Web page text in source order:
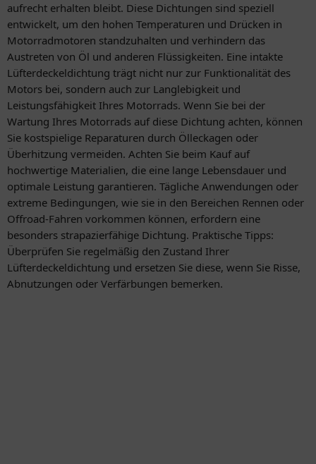
aufrecht erhalten bleibt. Diese Dichtungen sind speziell
entwickelt, um den hohen Temperaturen und Drücken in
Motorradmotoren standzuhalten und verhindern das
Austreten von Öl und anderen Flüssigkeiten. Eine intakte
Lüfterdeckeldichtung trägt nicht nur zur Funktionalität des
Motors bei, sondern auch zur Langlebigkeit und
Leistungsfähigkeit Ihres Motorrads. Wenn Sie bei der
Wartung Ihres Motorrads auf diese Dichtung achten, können
Sie kostspielige Reparaturen durch Ölleckagen oder
Überhitzung vermeiden. Achten Sie beim Kauf auf
hochwertige Materialien, die eine lange Lebensdauer und
optimale Leistung garantieren. Tägliche Anwendungen oder
extreme Bedingungen, wie sie in den Bereichen Rennen oder
Offroad-Fahren vorkommen können, erfordern eine
besonders strapazierfähige Dichtung. Praktische Tipps:
Überprüfen Sie regelmäßig den Zustand Ihrer
Lüfterdeckeldichtung und ersetzen Sie diese, wenn Sie Risse,
Abnutzungen oder Verfärbungen bemerken.